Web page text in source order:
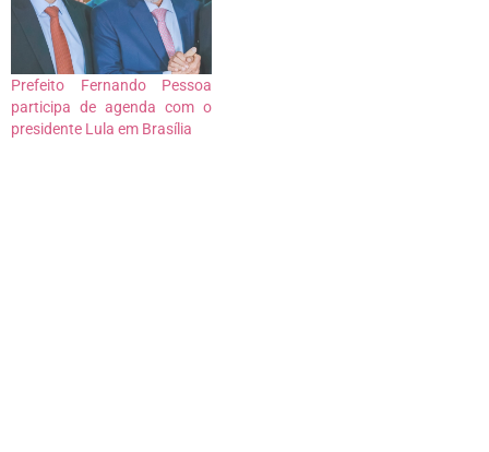
Prefeito Fernando Pessoa
participa de agenda com o
presidente Lula em Brasília